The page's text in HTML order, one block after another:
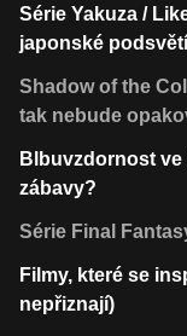
Série Yakuza /
japonské
Shadow of the
tak nebude
Blbuvzdornost
zábavy?
Série Final
Filmy, které se
nepřiznají)